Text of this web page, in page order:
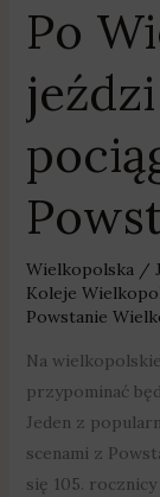
Po
Wielkopolska/
Koleje
Powstanie
Na
przypominać
Jeden z
scenami z
się 105.